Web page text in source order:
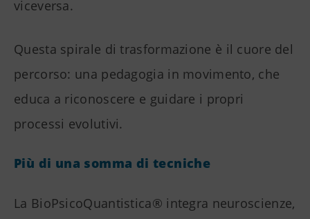
viceversa.
Questa spirale di trasformazione è il cuore del
percorso: una pedagogia in movimento, che
educa a riconoscere e guidare i propri
processi evolutivi.
Più di una somma di tecniche
La BioPsicoQuantistica® integra neuroscienze,